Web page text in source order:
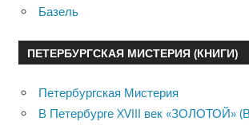
Базель
ПЕТЕРБУРГСКАЯ МИСТЕРИЯ (КНИГИ)
Петербургская Мистерия
В Петербурге XVIII век «ЗОЛОТОЙ»